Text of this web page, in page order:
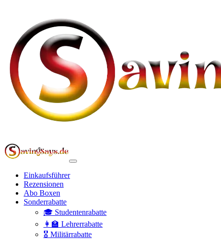
Einkaufsführer
Rezensionen
Abo Boxen
Sonderrabatte
🎓 Studentenrabatte
👩‍🏫 Lehrerrabatte
🎖️ Militärrabatte